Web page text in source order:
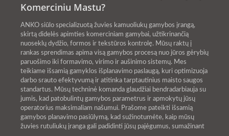
Komerciniu Mastu?
ANKO siūlo specializuotą žuvies kamuoliukų gamybos įrangą,
skirtą didelės apimties komerciniam gamybai, užtikrinančią
nuoseklų dydžio, formos ir tekstūros kontrolę. Mūsų raktų į
rankas sprendimas apima visą gamybos procesą nuo jūros gėrybių
paruošimo iki formavimo, virimo ir aušinimo sistemų. Mes
teikiame išsamią gamyklos išplanavimo paslaugą, kuri optimizuoja
darbo srauto efektyvumą ir atitinka tarptautinius maisto saugos
standartus. Mūsų techninė komanda glaudžiai bendradarbiauja su
jumis, kad patobulintų gamybos parametrus ir apmokytų jūsų
operatorius maksimaliam našumui. Prašome pateikti išsamią
gamybos planavimo pasiūlymą, kad sužinotumėte, kaip mūsų
žuvies rutuliukų įranga gali padidinti jūsų pajėgumus, sumažinant